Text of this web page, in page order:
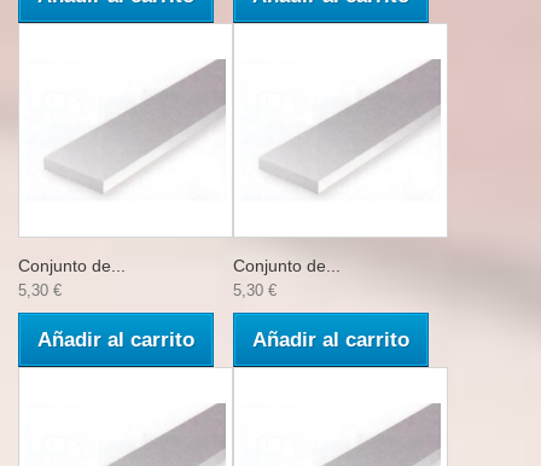
Conjunto de...
5,30 €
Añadir al carrito
Conjunto de...
5,30 €
Añadir al carrito